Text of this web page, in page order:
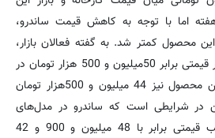
اما با توجه به کاهش قیمت ساندرو،
این محصول کمتر شد. به گفته فعالان بازار،
ساندرو اتومات در حال حاضر قیمتی برابر 50میلیون و 500 هزار تومان در
بازار دارد و مدل معمولی این محصول نیز 44 میلیون و 500هزار تومان
شرایطی است که ساندرو در مدل‌های
اتومات و معمولی، به ترتیب قیمتی برابر با 48 میلیون و 900 و 42